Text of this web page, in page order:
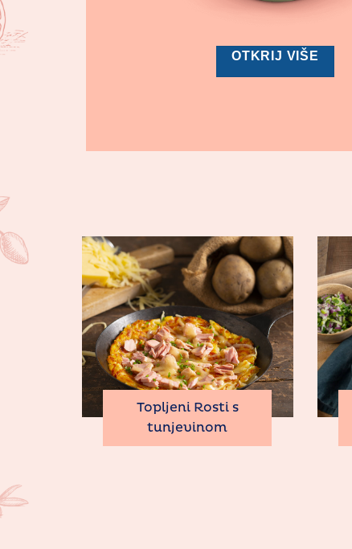
OTKRIJ VIŠE
Topljeni Rosti s
tunjevinom